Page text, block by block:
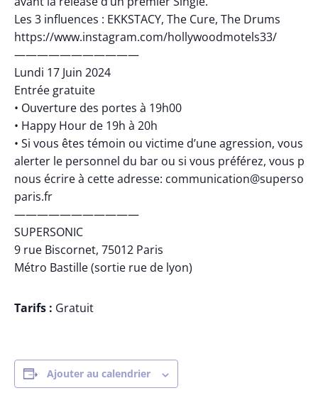
Les 3 influences : EKKSTACY, The Cure, The Drums
https://www.instagram.com/hollywoodmotels33/
———————————
Lundi 17 Juin 2024
Entrée gratuite
• Ouverture des portes à 19h00
• Happy Hour de 19h à 20h
• Si vous êtes témoin ou victime d’une agression, vous
alerter le personnel du bar ou si vous préférez, vous
nous écrire à cette adresse:
paris.fr
———————————
SUPERSONIC
9 rue Biscornet, 75012 Paris
Métro Bastille (sortie rue de lyon)
Tarifs : Gratuit
Ajouter au calendrier